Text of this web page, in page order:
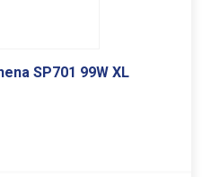
SP701 99W XL